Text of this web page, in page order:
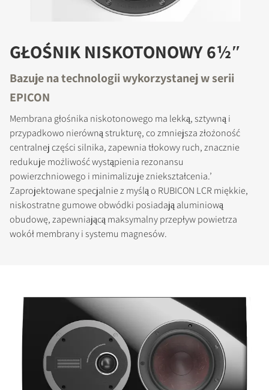
GŁOŚNIK NISKOTONOWY 6½″
Bazuje na technologii wykorzystanej w serii
EPICON
Membrana głośnika niskotonowego ma lekką, sztywną i
przypadkowo nierówną strukturę, co zmniejsza złożoność
centralnej części silnika, zapewnia tłokowy ruch, znacznie
redukuje możliwość wystąpienia rezonansu
powierzchniowego i minimalizuje zniekształcenia.’
Zaprojektowane specjalnie z myślą o RUBICON LCR miękkie,
niskostratne gumowe obwódki posiadają aluminiową
obudowę, zapewniającą maksymalny przepływ powietrza
wokół membrany i systemu magnesów.